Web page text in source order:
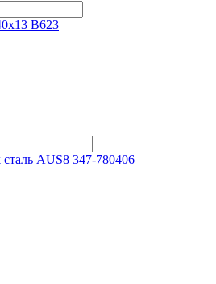
B623
AUS8 347-780406